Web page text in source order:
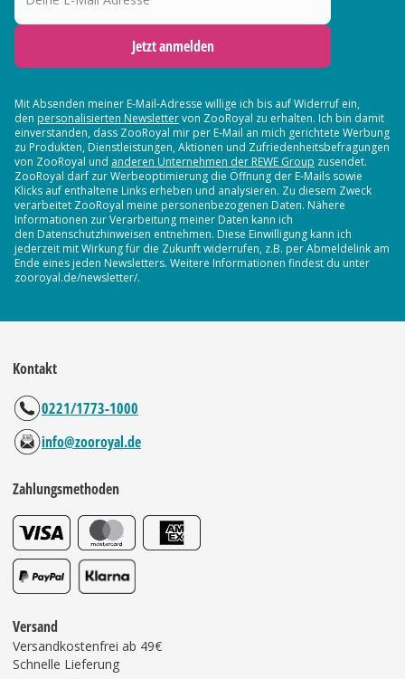
Jetzt anmelden
Mit Absenden meiner E-Mail-Adresse willige ich bis auf Widerruf ein,
den personalisierten Newslettervon ZooRoyal zu erhalten. Ich bin damit
einverstanden, dass ZooRoyal mir per E-Mail an mich gerichtete Werbung
zu Produkten, Dienstleistungen, Aktionen und Zufriedenheitsbefragungen
von ZooRoyal und anderen Unternehmen der REWE Group zusendet.
ZooRoyal darf zur Werbeoptimierung die Öffnung der E-Mails sowie
Klicks auf enthaltene Links erheben und analysieren. Zu diesem Zweck
verarbeitet ZooRoyal meine personenbezogenen Daten. Nähere
Informationen zur Verarbeitung meiner Daten kann ich
den Datenschutzhinweisen entnehmen. Diese Einwilligung kann ich
jederzeit mit Wirkung für die Zukunft widerrufen, z.B. per Abmeldelink am
Ende eines jeden Newsletters. Weitere Informationen findest du unter
zooroyal.de/newsletter/.
Kontakt
0221/1773-1000
info@zooroyal.de
Zahlungsmethoden
Versand
Versandkostenfrei ab 49€
Schnelle Lieferung